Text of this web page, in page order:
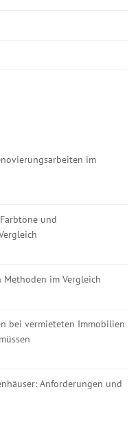
im
und
im Vergleich
bei vermieteten Immobilien
Anforderungen und